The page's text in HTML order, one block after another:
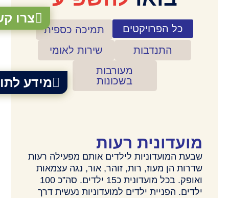
צרו
מידע
כל הפרויקטים
תמיכה כספית
התנדבות
שירות לאומי
מעורבות
בשכונות
מועדונית רעות
שבעת המועדוניות לילדים אותם מפעילה רעות
שדרות הן מעוז, רות, זוהר, אור, נגה עצמאות
ואופק. בכל מועדונית כ15 ילדים. סה”כ 100
ילדים. הפניית ילדים למועדוניות נעשית דרך